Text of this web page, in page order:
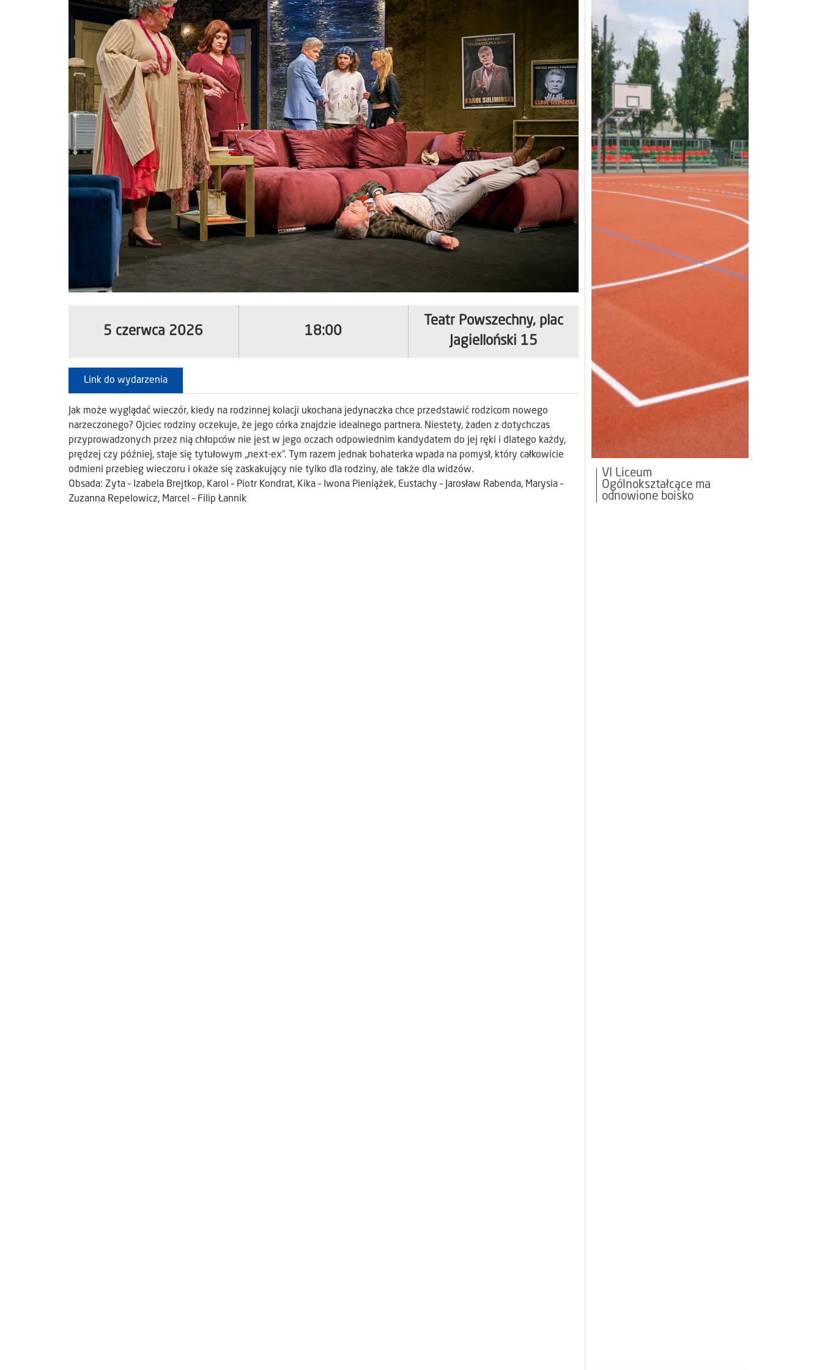
5 czerwca 2026 18:00
Teatr Powszechny, plac
Jagielloński 15
Link do wydarzenia
Jak może wyglądać wieczór, kiedy na rodzinnej kolacji ukochana jedynaczka chce przedstawić rodzicom nowego
narzeczonego? Ojciec rodziny oczekuje, że jego córka znajdzie idealnego partnera. Niestety, żaden z dotychczas
przyprowadzonych przez nią chłopców nie jest w jego oczach odpowiednim kandydatem do jej ręki i dlatego każdy,
prędzej czy później, staje się tytułowym „next-ex”. Tym razem jednak bohaterka wpada na pomysł, który całkowicie
odmieni przebieg wieczoru i okaże się zaskakujący nie tylko dla rodziny, ale także dla widzów.
Obsada: Zyta – Izabela Brejtkop, Karol – Piotr Kondrat, Kika – Iwona Pieniążek, Eustachy – Jarosław Rabenda, Marysia –
Zuzanna Repelowicz, Marcel – Filip Łannik
VI Liceum
Ogólnokształcące ma
odnowione boisko